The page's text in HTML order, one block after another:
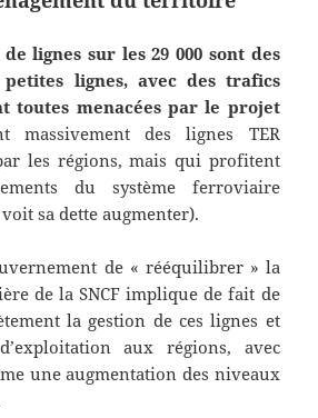
lignes sur les 29 000 sont des
lignes, avec des trafics
toutes menacées par le projet
massivement des lignes TER
les régions, mais qui profitent
du système ferroviaire
sa dette augmenter).
de « rééquilibrer » la
de la SNCF implique de fait de
la gestion de ces lignes et
aux régions, avec
une augmentation des niveaux